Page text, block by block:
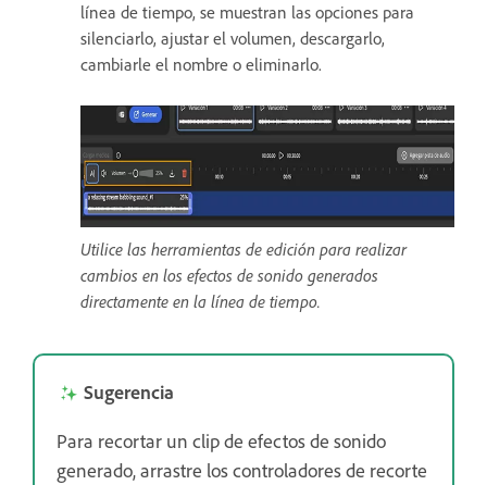
línea de tiempo, se muestran las opciones para
silenciarlo, ajustar el volumen, descargarlo,
cambiarle el nombre o eliminarlo.
Utilice las herramientas de edición para realizar
cambios en los efectos de sonido generados
directamente en la línea de tiempo.
Sugerencia
Para recortar un clip de efectos de sonido
generado, arrastre los controladores de recorte